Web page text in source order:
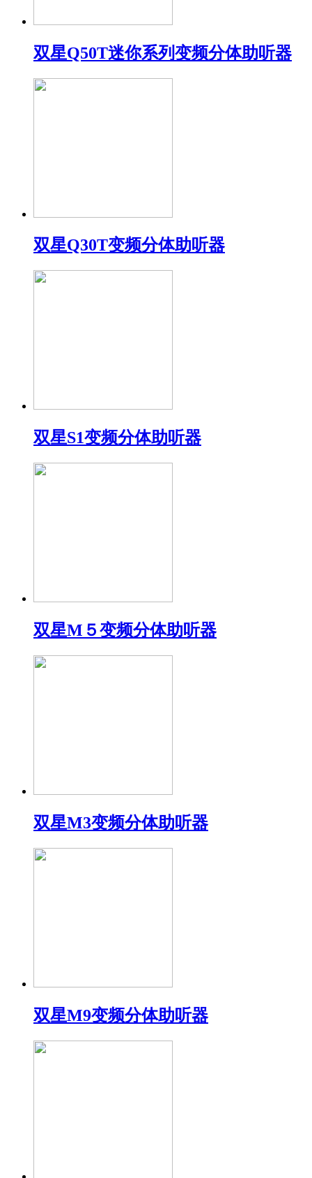
双星Q50T迷你系列变频分体助听器
双星Q30T变频分体助听器
双星S1变频分体助听器
双星M５变频分体助听器
双星M3变频分体助听器
双星M9变频分体助听器